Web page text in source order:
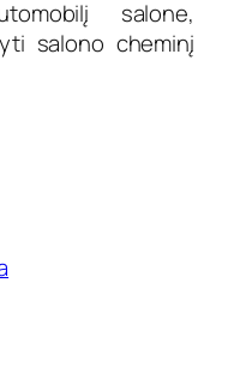
salone,
salono cheminį